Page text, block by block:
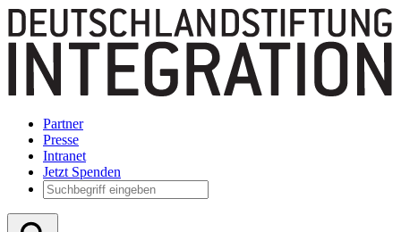
Partner
Presse
Intranet
Jetzt Spenden